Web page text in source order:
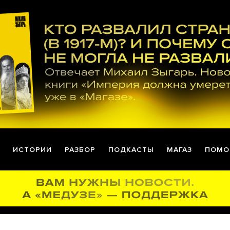
ИСТОРИИ РАЗБОР ПОДКАСТЫ МАГАЗ